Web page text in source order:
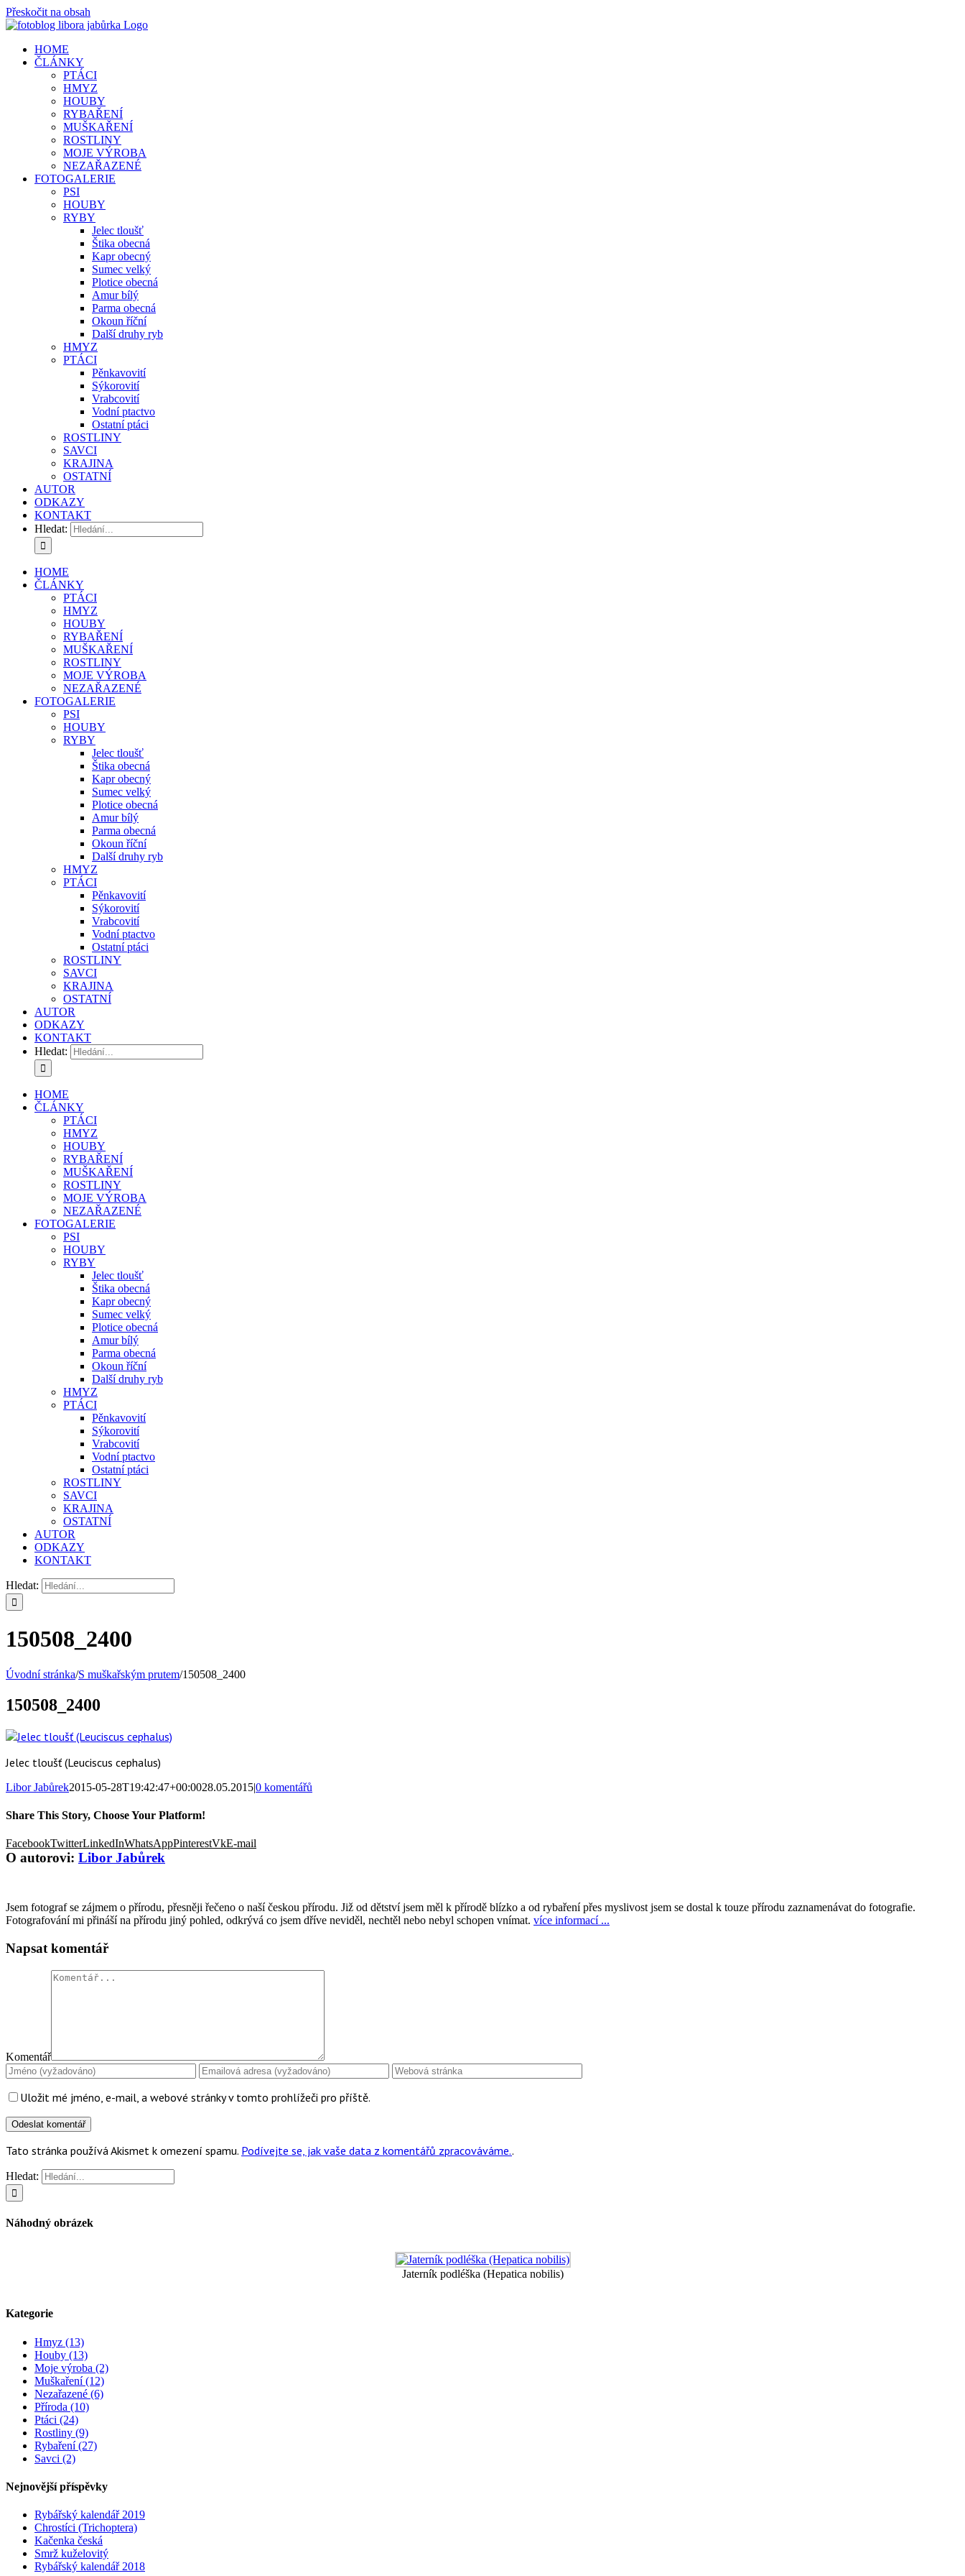
Přeskočit na obsah
HOME
ČLÁNKY
PTÁCI
HMYZ
HOUBY
RYBAŘENÍ
MUŠKAŘENÍ
ROSTLINY
MOJE VÝROBA
NEZAŘAZENÉ
FOTOGALERIE
PSI
HOUBY
RYBY
Jelec tloušť
Štika obecná
Kapr obecný
Sumec velký
Plotice obecná
Amur bílý
Parma obecná
Okoun říční
Další druhy ryb
HMYZ
PTÁCI
Pěnkavovití
Sýkorovití
Vrabcovití
Vodní ptactvo
Ostatní ptáci
ROSTLINY
SAVCI
KRAJINA
OSTATNÍ
AUTOR
ODKAZY
KONTAKT
Hledat:
HOME
ČLÁNKY
PTÁCI
HMYZ
HOUBY
RYBAŘENÍ
MUŠKAŘENÍ
ROSTLINY
MOJE VÝROBA
NEZAŘAZENÉ
FOTOGALERIE
PSI
HOUBY
RYBY
Jelec tloušť
Štika obecná
Kapr obecný
Sumec velký
Plotice obecná
Amur bílý
Parma obecná
Okoun říční
Další druhy ryb
HMYZ
PTÁCI
Pěnkavovití
Sýkorovití
Vrabcovití
Vodní ptactvo
Ostatní ptáci
ROSTLINY
SAVCI
KRAJINA
OSTATNÍ
AUTOR
ODKAZY
KONTAKT
Hledat:
HOME
ČLÁNKY
PTÁCI
HMYZ
HOUBY
RYBAŘENÍ
MUŠKAŘENÍ
ROSTLINY
MOJE VÝROBA
NEZAŘAZENÉ
FOTOGALERIE
PSI
HOUBY
RYBY
Jelec tloušť
Štika obecná
Kapr obecný
Sumec velký
Plotice obecná
Amur bílý
Parma obecná
Okoun říční
Další druhy ryb
HMYZ
PTÁCI
Pěnkavovití
Sýkorovití
Vrabcovití
Vodní ptactvo
Ostatní ptáci
ROSTLINY
SAVCI
KRAJINA
OSTATNÍ
AUTOR
ODKAZY
KONTAKT
Hledat:
150508_2400
Úvodní stránka/S muškařským prutem/150508_2400
150508_2400
Jelec tloušť (Leuciscus cephalus)
Libor Jabůrek2015-05-28T19:42:47+00:0028.05.2015|0 komentářů
Share This Story, Choose Your Platform!
FacebookTwitterLinkedInWhatsAppPinterestVkE-mail
O autorovi: Libor Jabůrek
Jsem fotograf se zájmem o přírodu, přesněji řečeno o naší českou přírodu. Již od dětství jsem měl k přírodě blízko a od rybaření přes myslivost jsem se dostal k touze přírodu zaznamenávat do fotografie.
Fotografování mi přináší na přírodu jiný pohled, odkrývá co jsem dříve neviděl, nechtěl nebo nebyl schopen vnímat. více informací ...
Napsat komentář
Komentář
Uložit mé jméno, e-mail, a webové stránky v tomto prohlížeči pro příště.
Tato stránka používá Akismet k omezení spamu. Podívejte se, jak vaše data z komentářů zpracováváme..
Hledat:
Náhodný obrázek
Jaterník podléška (Hepatica nobilis)
Kategorie
Hmyz (13)
Houby (13)
Moje výroba (2)
Muškaření (12)
Nezařazené (6)
Příroda (10)
Ptáci (24)
Rostliny (9)
Rybaření (27)
Savci (2)
Nejnovější příspěvky
Rybářský kalendář 2019
Chrostíci (Trichoptera)
Kačenka česká
Smrž kuželovitý
Rybářský kalendář 2018